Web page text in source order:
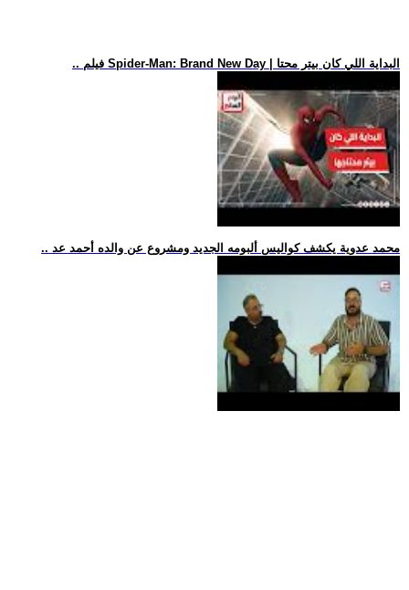
.. فيلم Spider-Man: Brand New Day | البداية اللي كان بيتر محتا
.. محمد عدوية يكشف كواليس ألبومه الجديد ومشروع عن والده أحمد عد